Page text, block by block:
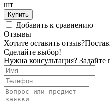
шт
Купить
Добавить к сравнению
Отзывы
Хотите оставить отзыв?
Сделайте выбор!
Нужна консультация? Задайте